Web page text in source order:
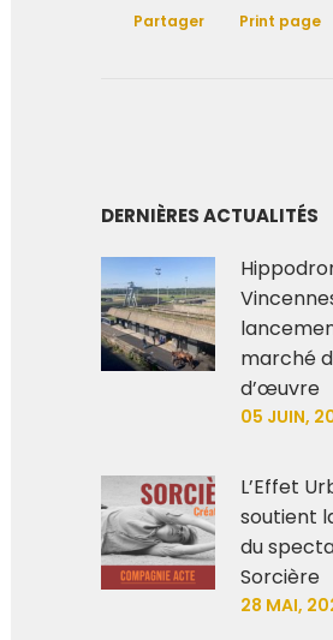
Partager Print page
DERNIÈRES ACTUALITÉS
marché
d’œuvre
05 JUIN,
L’Effet
soutient
du
Sorcière
28 MAI,